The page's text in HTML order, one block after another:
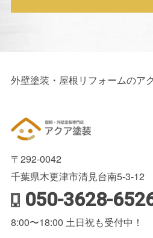
外壁塗装・屋根リフォームのア
〒292-0042
千葉県木更津市清見台南5-3-12
050-3628-
8:00〜18:00 土日祝も受付中！